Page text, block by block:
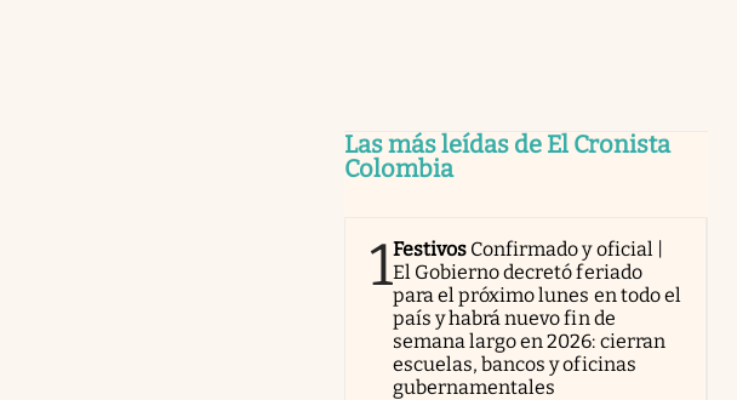
Las más leídas de El Cronista
Colombia
1Festivos Confirmado y oficial |
El Gobierno decretó feriado
para el próximo lunes en todo el
país y habrá nuevo fin de
semana largo en 2026: cierran
escuelas, bancos y oficinas
gubernamentales